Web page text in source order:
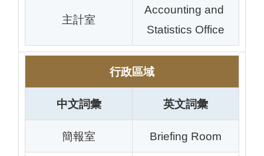
主計室
Accounting and
Statistics Office
行政區域
中文詞彙 英文詞彙
簡報室 Briefing Room